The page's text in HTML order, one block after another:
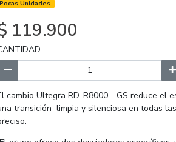
Pocas Unidades.
119.900
cambio Ultegra RD-R8000 - GS reduce el
transición limpia y silenciosa en todas